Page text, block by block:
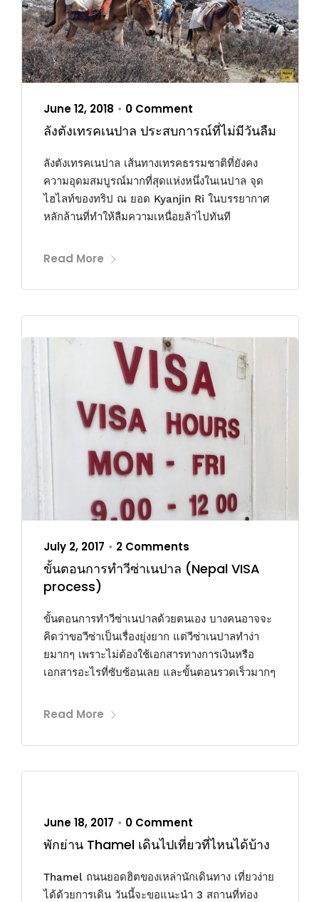
June 12, 2018 • 0 Comment
ลังตังเทรคเนปาล ประสบการณ์ที่ไม่มีวันลืม
ลังตังเทรคเนปาล เส้นทางเทรคธรรมชาติที่ยังคง
ความอุดมสมบูรณ์มากที่สุดแห่งหนึ่งในเนปาล จุด
ไฮไลท์ของทริป ณ ยอด Kyanjin Ri ในบรรยากาศ
หลักล้านที่ทำให้ลืมความเหนื่อยล้าไปทันที
Read More
July 2, 2017 • 2 Comments
ขั้นตอนการทำวีซ่าเนปาล (Nepal VISA
process)
ขั้นตอนการทำวีซ่าเนปาลด้วยตนเอง บางคนอาจจะ
คิดว่าขอวีซ่าเป็นเรื่องยุ่งยาก แต่วีซ่าเนปาลทำง่า
ยมากๆ เพราะไม่ต้องใช้เอกสารทางการเงินหรือ
เอกสารอะไรที่ซับซ้อนเลย และขั้นตอนรวดเร็วมากๆ
Read More
June 18, 2017 • 0 Comment
พักย่าน Thamel เดินไปเที่ยวที่ไหนได้บ้าง
Thamel ถนนยอดฮิตของเหล่านักเดินทาง เที่ยวง่าย
ได้ด้วยการเดิน วันนี้จะขอแนะนำ 3 สถานที่ท่อง